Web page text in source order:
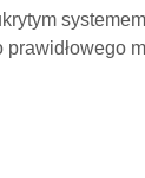
prawidłowego